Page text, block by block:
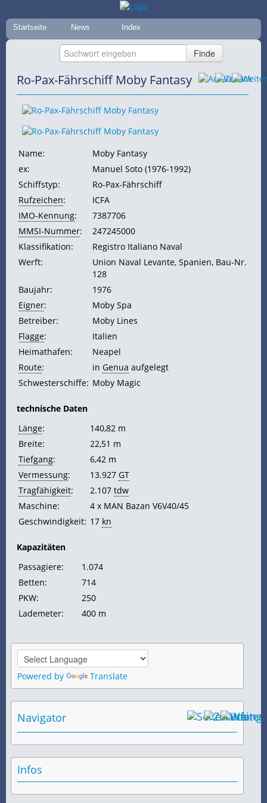
Startseite News Index
Ro-Pax-Fährschiff Moby Fantasy
Name:
Moby Fantasy
ex:
Manuel Soto (1976-1992)
Schiffstyp:
Ro-Pax-Fährschiff
Rufzeichen:
ICFA
IMO-Kennung:
7387706
MMSI-Nummer:
247245000
Klassifikation:
Registro Italiano Naval
Werft:
Union Naval Levante, Spanien, Bau-Nr.
128
Baujahr:
1976
Eigner:
Moby Spa
Betreiber:
Moby Lines
Flagge:
Italien
Heimathafen:
Neapel
Route: in Genua aufgelegt
Schwesterschiffe: Moby Magic
technische Daten
Länge:
140,82 m
Breite:
22,51 m
Tiefgang:
6,42 m
Vermessung: 13.927 GT
Tragfähigkeit: 2.107 tdw
Maschine:
4 x MAN Bazan V6V40/45
Geschwindigkeit: 17 kn
Kapazitäten
Passagiere:
1.074
Betten:
714
PKW:
250
Lademeter:
400 m
Powered by Translate
Navigator
Infos